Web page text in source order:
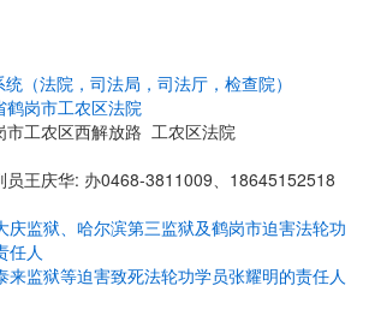
（法院，司法局，司法厅，检查院）
鹤岗市工农区法院
市工农区西解放路 工农区法院
员王庆华: 办0468-3811009、18645152518
庆监狱、哈尔滨第三监狱及鹤岗市迫害法轮功
任人
来监狱等迫害致死法轮功学员张耀明的责任人